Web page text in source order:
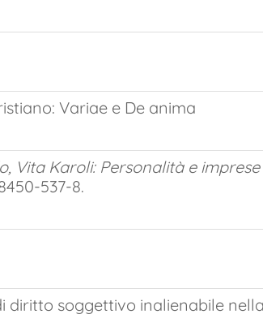
Variae e De anima
Vita Karoli: Personalità e
537-8.
diritto soggettivo inalienabile